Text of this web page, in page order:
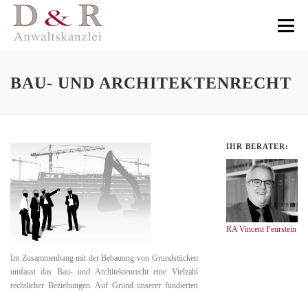
Direkt
Inhalt
Menü
BAU- UND ARCHITEKTENRECHT
IHR BERATER:
RA Vincent Feurstein
Im Zusammenhang mit der Bebauung von Grundstücken
umfasst das Bau- und Architektenrecht eine Vielzahl
rechtlicher Beziehungen. Auf Grund unserer fundierten